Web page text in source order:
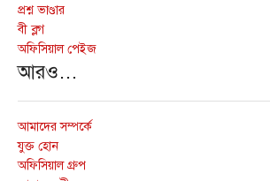
প্রশ্ন ভাণ্ডার
বী ব্লগ
অফিসিয়াল পেইজ
আরও…
আমাদের সম্পর্কে
যুক্ত হোন
অফিসিয়াল গ্রুপ